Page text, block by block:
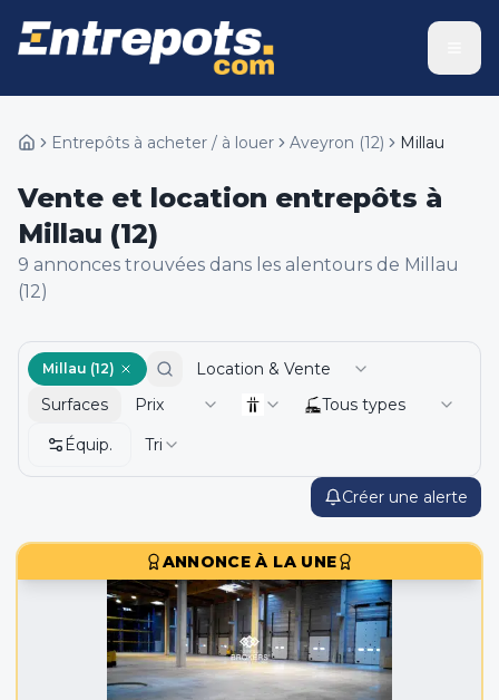
Entrepôts à acheter / à louer Aveyron (12) Millau
Vente et location entrepôts à
Millau (12)
9 annonces trouvées dans les alentours de Millau
(12)
Créer une alerte
Millau (12)
Location & Vente
Surfaces
Prix
Tous types
Équip.
Tri
ANNONCE À LA UNE